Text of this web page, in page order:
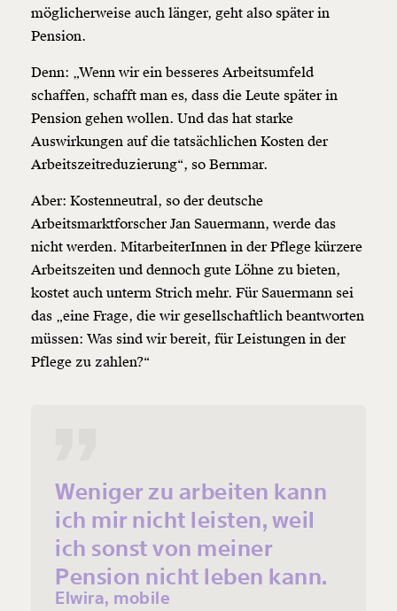
möglicherweise auch länger, geht also später in
Pension.
Denn: „Wenn wir ein besseres Arbeitsumfeld
schaffen, schafft man es, dass die Leute später in
Pension gehen wollen. Und das hat starke
Auswirkungen auf die tatsächlichen Kosten der
Arbeitszeitreduzierung“, so Bernmar.
Aber: Kostenneutral, so der deutsche
Arbeitsmarktforscher Jan Sauermann, werde das
nicht werden. MitarbeiterInnen in der Pflege kürzere
Arbeitszeiten und dennoch gute Löhne zu bieten,
kostet auch unterm Strich mehr. Für Sauermann sei
das „eine Frage, die wir gesellschaftlich beantworten
müssen: Was sind wir bereit, für Leistungen in der
Pflege zu zahlen?“
Weniger zu arbeiten kann
ich mir nicht leisten, weil
ich sonst von meiner
Pension nicht leben kann.
Elwira, mobile